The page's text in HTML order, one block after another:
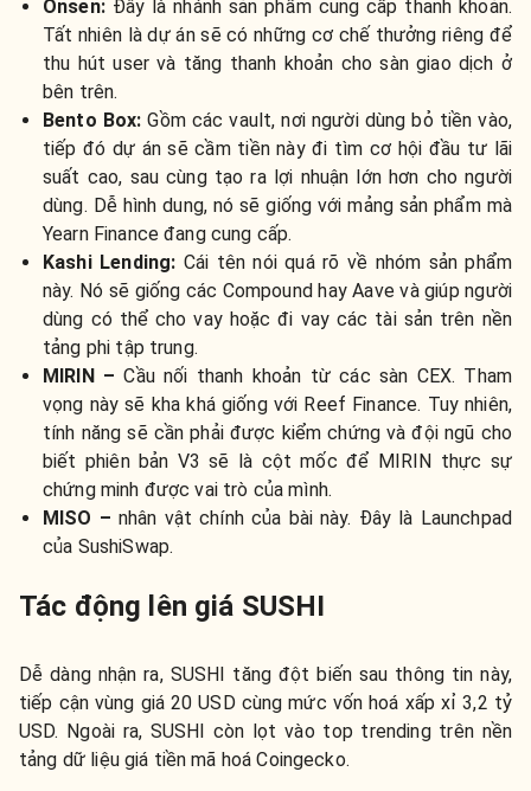
Onsen:Đây là nhánh sản phẩm cung cấp thanh khoản.
Tất nhiên là dự án sẽ có những cơ chế thưởng riêng để
thu hút user và tăng thanh khoản cho sàn giao dịch ở
bên trên.
Bento Box: Gồm các vault, nơi người dùng bỏ tiền vào,
tiếp đó dự án sẽ cầm tiền này đi tìm cơ hội đầu tư lãi
suất cao, sau cùng tạo ra lợi nhuận lớn hơn cho người
dùng. Dễ hình dung, nó sẽ giống với mảng sản phẩm mà
Yearn Finance đang cung cấp.
Kashi Lending: Cái tên nói quá rõ về nhóm sản phẩm
này. Nó sẽ giống các Compound hay Aave và giúp người
dùng có thể cho vay hoặc đi vay các tài sản trên nền
tảng phi tập trung.
MIRIN – Cầu nối thanh khoản từ các sàn CEX. Tham
vọng này sẽ kha khá giống với Reef Finance. Tuy nhiên,
tính năng sẽ cần phải được kiểm chứng và đội ngũ cho
biết phiên bản V3 sẽ là cột mốc để MIRIN thực sự
chứng minh được vai trò của mình.
MISO – nhân vật chính của bài này. Đây là Launchpad
của SushiSwap.
Tác động lên giá SUSHI
Dễ dàng nhận ra, SUSHI tăng đột biến sau thông tin này,
tiếp cận vùng giá 20 USD cùng mức vốn hoá xấp xỉ 3,2 tỷ
USD. Ngoài ra, SUSHI còn lọt vào top trending trên nền
tảng dữ liệu giá tiền mã hoá Coingecko.